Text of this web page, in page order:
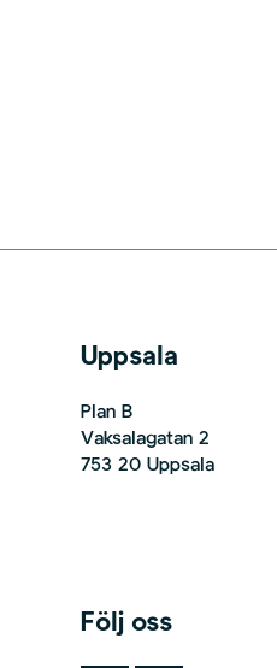
Uppsala
Plan B
Vaksalagatan 2
753 20 Uppsala
Följ oss